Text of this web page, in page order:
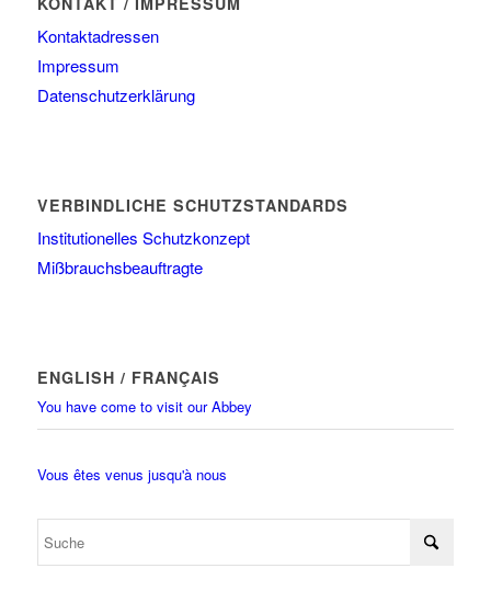
Kontaktadressen
Impressum
Datenschutzerklärung
VERBINDLICHE SCHUTZSTANDARDS
Institutionelles Schutzkonzept
Mißbrauchsbeauftragte
ENGLISH / FRANÇAIS
You have come to visit our Abbey
Vous êtes venus jusqu'à nous